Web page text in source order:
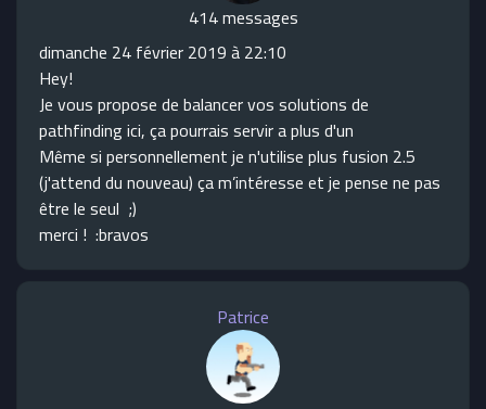
414 messages
dimanche 24 février 2019 à 22:10
Hey!
Je vous propose de balancer vos solutions de
pathfinding ici, ça pourrais servir a plus d'un
Même si personnellement je n'utilise plus fusion 2.5
(j'attend du nouveau) ça m’intéresse et je pense ne pas
être le seul ;)
merci ! :bravos
Patrice